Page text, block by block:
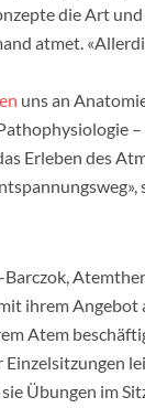
die Art
atmet.
uns an
–
Erleben des
Barczok,
ihrem Angebot
Atem
Übungen im